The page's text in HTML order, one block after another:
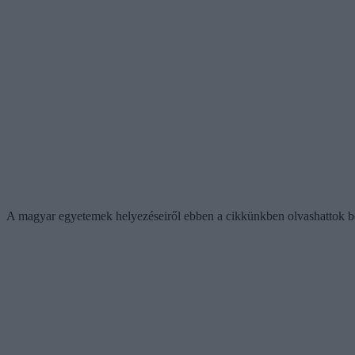
A magyar egyetemek helyezéseiről ebben a cikkünkben olvashattok